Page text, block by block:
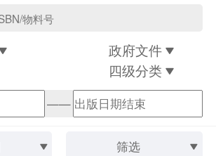
政府文件
四级分类
——
筛选